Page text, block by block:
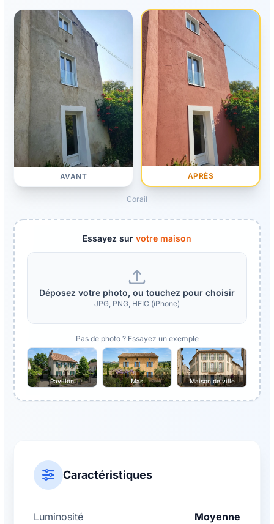
AVANT APRÈS
Corail
Essayez sur votre maison
Déposez votre photo, ou touchez pour choisir
JPG, PNG, HEIC (iPhone)
Pas de photo ? Essayez un exemple
Pavillon Mas Maison de ville
Caractéristiques
Luminosité Moyenne